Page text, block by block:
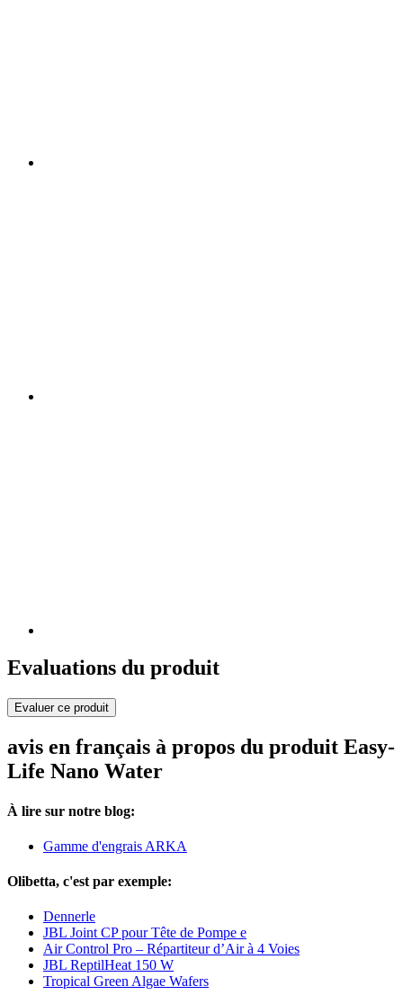
Evaluations du produit
Evaluer ce produit
avis en français à propos du produit Easy-
Life Nano Water
À lire sur notre blog:
Gamme d'engrais ARKA
Olibetta, c'est par exemple:
Dennerle
JBL Joint CP pour Tête de Pompe e
Air Control Pro – Répartiteur d’Air à 4 Voies
JBL ReptilHeat 150 W
Tropical Green Algae Wafers